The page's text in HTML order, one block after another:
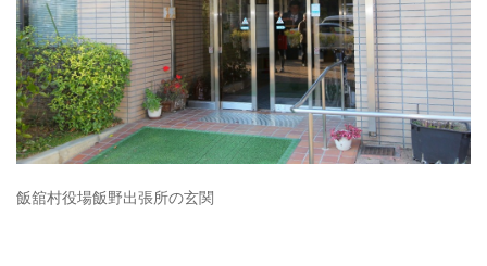
飯舘村役場飯野出張所の玄関